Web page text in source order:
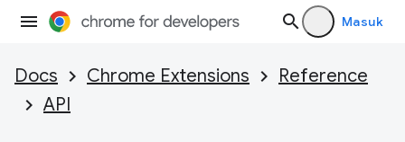
Masuk
Docs Chrome Extensions
Reference
API